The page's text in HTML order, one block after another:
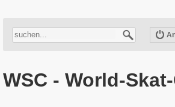
WSC - World-